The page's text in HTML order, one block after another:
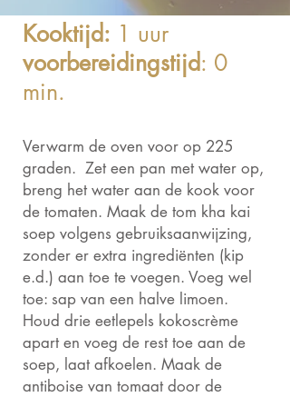
Kooktijd: 1 uur
voorbereidingstijd: 0
min.
Verwarm de oven voor op 225
graden. Zet een pan met water op,
breng het water aan de kook voor
de tomaten. Maak de tom kha kai
soep volgens gebruiksaanwijzing,
zonder er extra ingrediënten (kip
e.d.) aan toe te voegen. Voeg wel
toe: sap van een halve limoen.
Houd drie eetlepels kokoscrème
apart en voeg de rest toe aan de
soep, laat afkoelen. Maak de
antiboise van tomaat door de